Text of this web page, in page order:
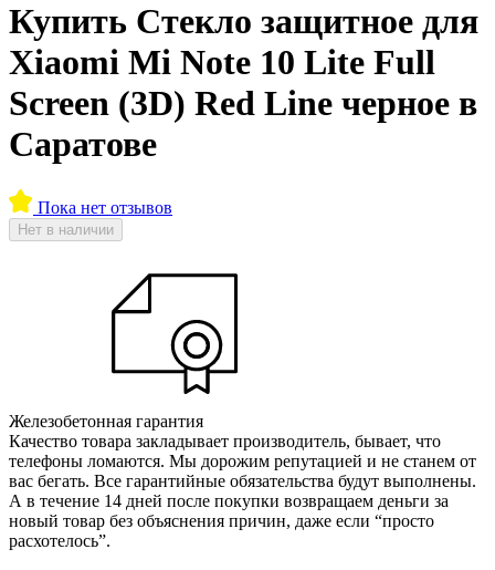
Купить Стекло защитное для
Xiaomi Mi Note 10 Lite Full
Screen (3D) Red Line черное в
Саратове
Пока нет отзывов
Нет в наличии
Железобетонная гарантия
Качество товара закладывает производитель, бывает, что
телефоны ломаются. Мы дорожим репутацией и не станем от
вас бегать. Все гарантийные обязательства будут выполнены.
А в течение 14 дней после покупки возвращаем деньги за
новый товар без объяснения причин, даже если “просто
расхотелось”.